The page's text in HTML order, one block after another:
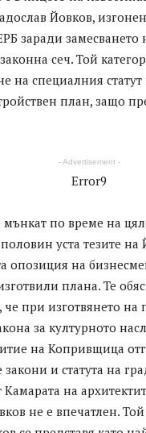
Йовков,
заради замесването
сеч. Той
на специалния
план, защо
- Advertisement -
Error9
по време на
уста тезите на
опозиция на
плана. Те
при изготвянето на
за културното
на Копривщица
и статута на
на
не е впечатлен.